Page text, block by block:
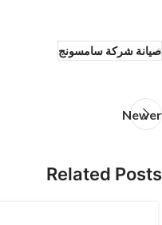
صيانة شركة سامسونج
Newer
Related Posts